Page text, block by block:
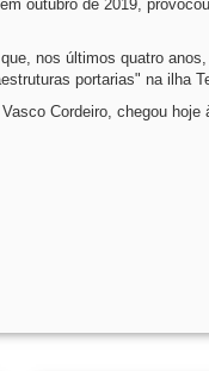
outubro de 2019,
nos últimos quatro
portarias" na ilha
Cordeiro, chegou